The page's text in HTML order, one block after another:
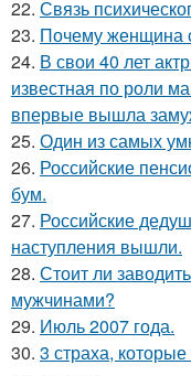
22. Связь
23. Почему женщина
24. В свои 40 лет
известная по роли
впервые вышла
25. Один из самых
26. Российские
бум.
27. Российские
наступления вышли.
28. Стоит ли
мужчинами?
29. Июль 2007 года.
30. 3 страха,